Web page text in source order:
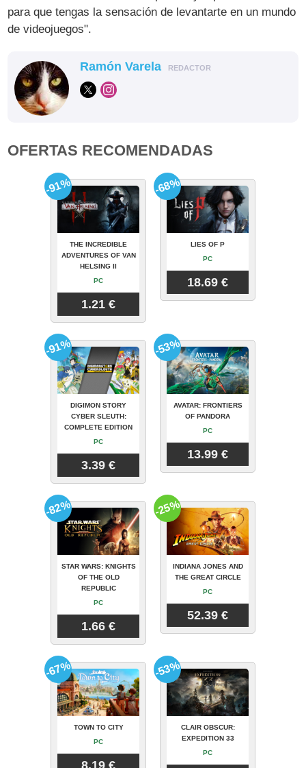
para que tengas la sensación de levantarte en un mundo
de videojuegos".
Ramón Varela REDACTOR
OFERTAS RECOMENDADAS
THE INCREDIBLE
ADVENTURES OF VAN
HELSING II
PC
1.21 €
-91%
LIES OF P
PC
18.69 €
-68%
DIGIMON STORY
CYBER SLEUTH:
COMPLETE EDITION
PC
3.39 €
-91%
AVATAR: FRONTIERS
OF PANDORA
PC
13.99 €
-53%
STAR WARS: KNIGHTS
OF THE OLD
REPUBLIC
PC
1.66 €
-82%
INDIANA JONES AND
THE GREAT CIRCLE
PC
52.39 €
-25%
TOWN TO CITY
PC
-67%
CLAIR OBSCUR:
EXPEDITION 33
PC
-53%